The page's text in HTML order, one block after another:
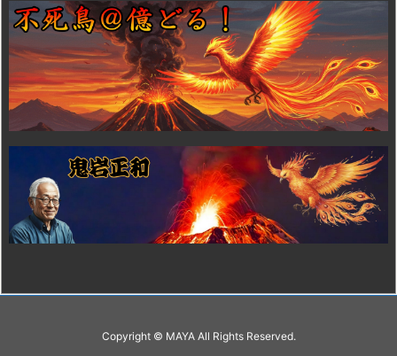
Copyright © MAYAAll Rights Reserved.